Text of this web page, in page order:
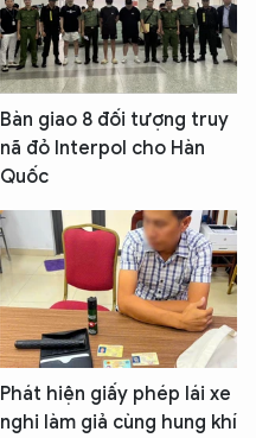
Bàn giao 8 đối tượng truy
nã đỏ Interpol cho Hàn
Quốc
Phát hiện giấy phép lái xe
nghi làm giả cùng hung khí